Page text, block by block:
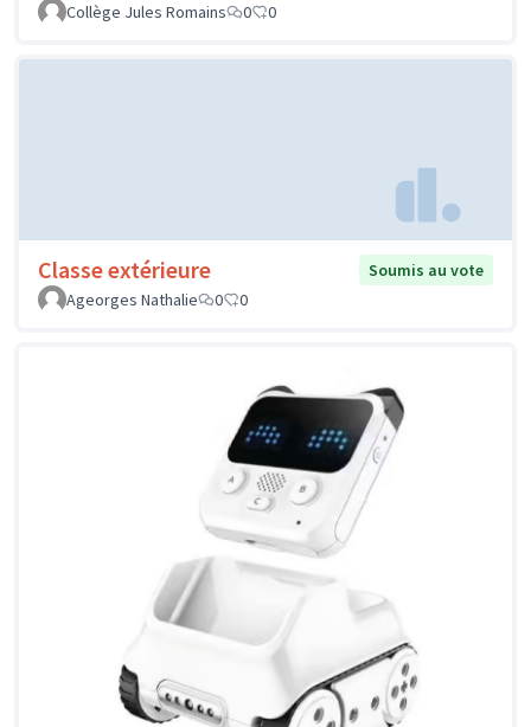
Collège Jules Romains
0 0
Classe extérieure
Soumis au vote
Ageorges Nathalie
0 0